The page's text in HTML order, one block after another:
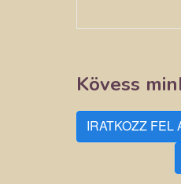
Kövess
IRATKOZZ FEL